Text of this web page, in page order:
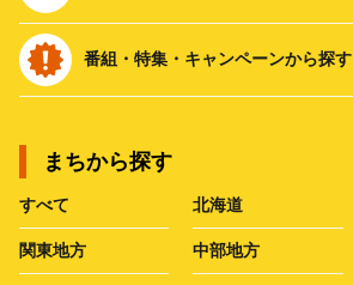
番組・特集・キャンペーンから探す
まちから探す
すべて 北海道
関東地方 中部地方